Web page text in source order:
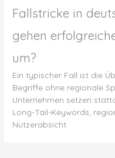
Fallstricke in
gehen
um?
Ein typischer Fall ist die
Begriffe ohne regionale
Unternehmen setzen
Long-Tail-Keywords,
Nutzerabsicht.